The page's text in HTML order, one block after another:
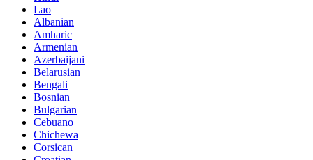
Lao
Albanian
Amharic
Armenian
Azerbaijani
Belarusian
Bengali
Bosnian
Bulgarian
Cebuano
Chichewa
Corsican